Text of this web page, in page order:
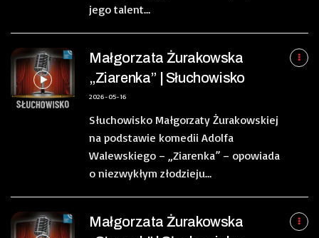
jego talent…
Małgorzata Żurakowska
„Ziarenka” | Słuchowisko
2026-05-16
Słuchowisko Małgorzaty Żurakowskiej
na podstawie komedii Adolfa
Walewskiego – „Ziarenka” – opowiada
o niezwykłym złodzieju…
Małgorzata Żurakowska